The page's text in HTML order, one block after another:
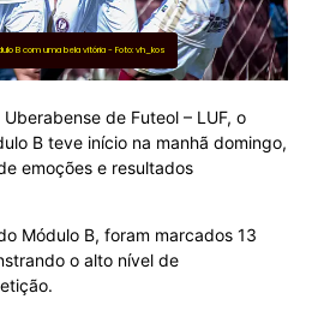
B com uma bela vitória - Foto: vh_kos
de Futeol – LUF, o
B teve início na manhã domingo,
emoções e resultados
Módulo B, foram marcados 13
o alto nível de